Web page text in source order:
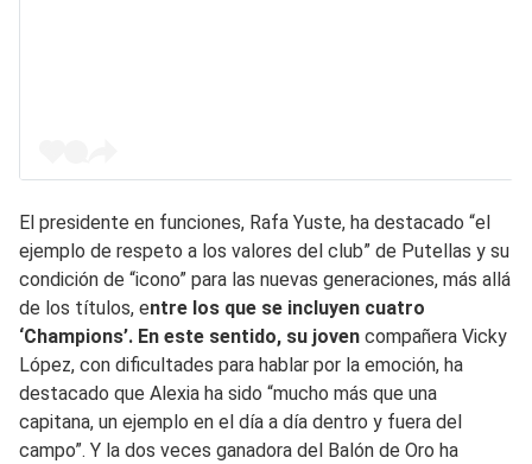
El presidente en funciones, Rafa Yuste, ha destacado “el
ejemplo de respeto a los valores del club” de Putellas y su
condición de “icono” para las nuevas generaciones, más allá
de los títulos, entre los que se incluyen cuatro
‘Champions’. En este sentido, su joven compañera Vicky
López, con dificultades para hablar por la emoción, ha
destacado que Alexia ha sido “mucho más que una
capitana, un ejemplo en el día a día dentro y fuera del
campo”. Y la dos veces ganadora del Balón de Oro ha